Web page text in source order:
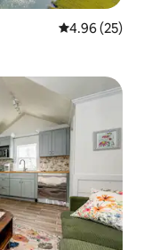
Calificación
4.96 (25)